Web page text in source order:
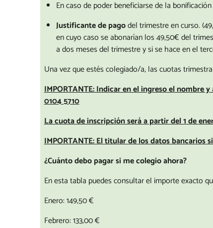
En caso de poder beneficiarse de la
Justificante de pagodel trimestre en curso.
en cuyo caso se abonarían los 49,50€ del
a dos meses del trimestre y si se hace en el
Una vez que estés colegiado/a, las cuotas
IMPORTANTE: Indicar en el ingreso el nombre
0104 5710
La cuota de inscripción será a partir del 1 de
IMPORTANTE: El titular de los datos bancarios
¿Cuánto debo pagar si me colegio ahora?
En esta tabla puedes consultar el importe exacto
Enero: 149,50 €
Febrero: 133,00 €